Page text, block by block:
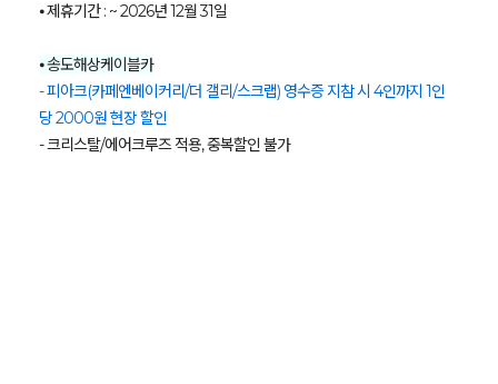
⦁ 제휴기간 : ~ 2026년 12월 31일
⦁ 송도해상케이블카
- 피아크(카페엔베이커리/더 갤리/스크랩) 영수증 지참 시 4인까지 1인
당 2000원 현장 할인
- 크리스탈/에어크루즈 적용, 중복할인 불가